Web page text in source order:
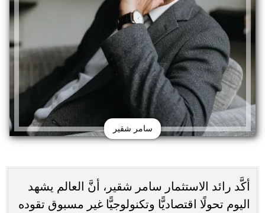
سامر شقير
أكَّد رائد الاستثمار سامر شقير، أنَّ العالم يشهد
اليوم تحولًا اقتصاديًّا وتكنولوجيًّا غير مسبوق تقوده